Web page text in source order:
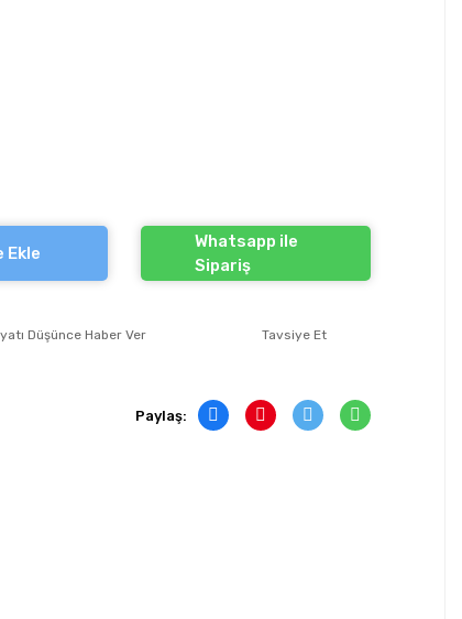
Ekle
Whatsapp ile
Sipariş
Düşünce Haber Ver Tavsiye Et
Paylaş: